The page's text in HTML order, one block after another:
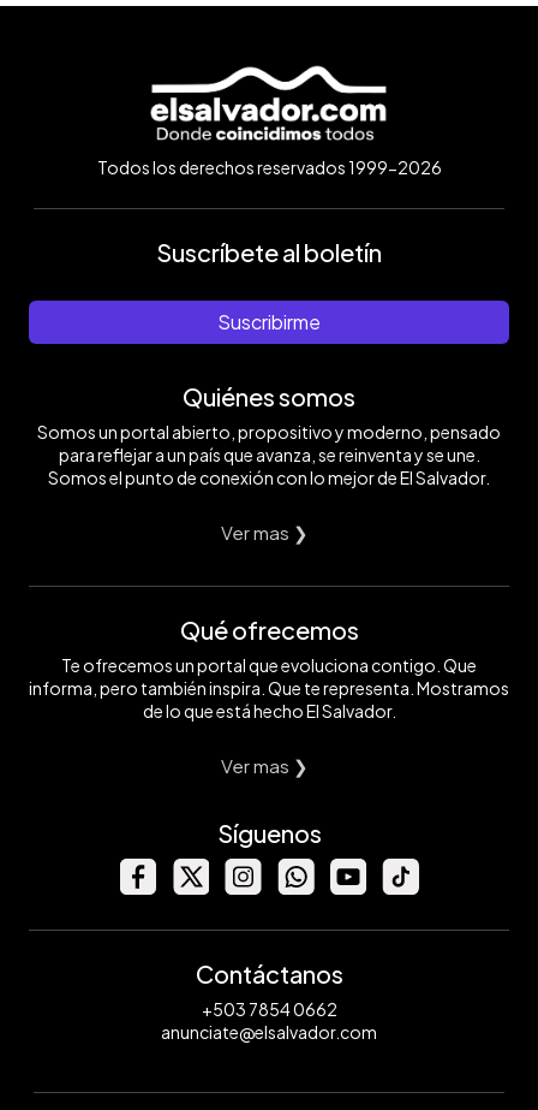
Todos los derechos reservados 1999-2026
Suscríbete al boletín
Suscribirme
Quiénes somos
Somos un portal abierto, propositivo y moderno, pensado
para reflejar a un país que avanza, se reinventa y se une.
Somos el punto de conexión con lo mejor de El Salvador.
Ver mas ❯
Qué ofrecemos
Te ofrecemos un portal que evoluciona contigo. Que
informa, pero también inspira. Que te representa. Mostramos
de lo que está hecho El Salvador.
Ver mas ❯
Síguenos
Contáctanos
+503 7854 0662
anunciate@elsalvador.com